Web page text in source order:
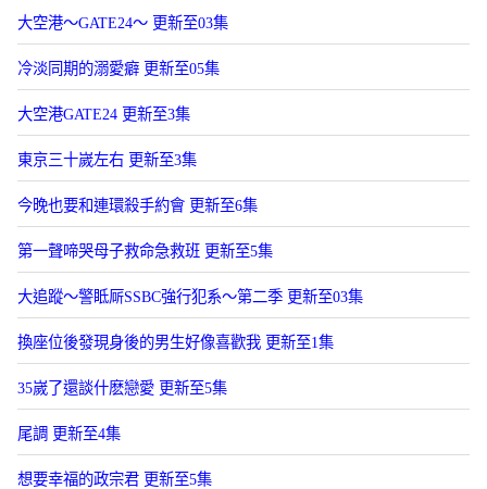
大空港～GATE24～ 更新至03集
冷淡同期的溺愛癖 更新至05集
大空港GATE24 更新至3集
東京三十嵗左右 更新至3集
今晚也要和連環殺手約會 更新至6集
第一聲啼哭母子救命急救班 更新至5集
大追蹤〜警眡厛SSBC強行犯系〜第二季 更新至03集
換座位後發現身後的男生好像喜歡我 更新至1集
35嵗了還談什麽戀愛 更新至5集
尾調 更新至4集
想要幸福的政宗君 更新至5集